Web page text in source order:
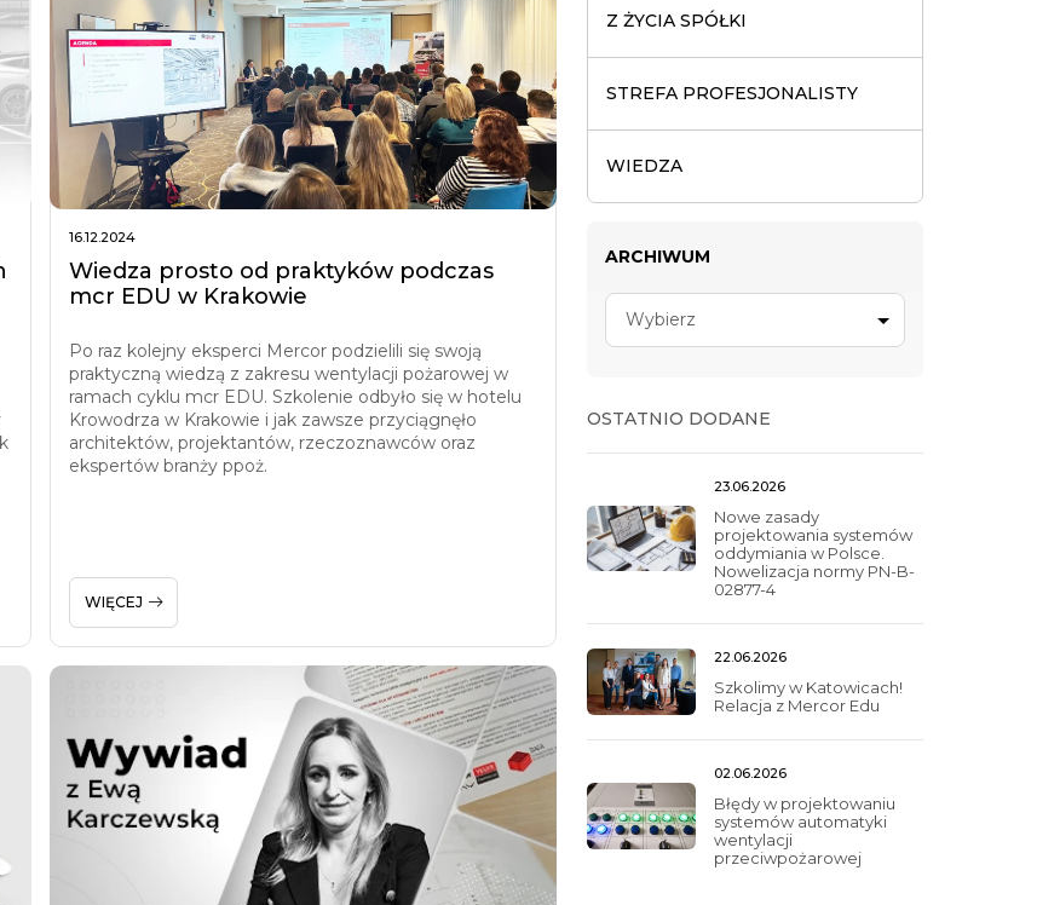
16.12.2024
Wiedza prosto od praktyków podczas
mcr EDU w Krakowie
Po raz kolejny eksperci Mercor podzielili się swoją
praktyczną wiedzą z zakresu wentylacji pożarowej w
ramach cyklu mcr EDU. Szkolenie odbyło się w hotelu
Krowodrza w Krakowie i jak zawsze przyciągnęło
architektów, projektantów, rzeczoznawców oraz
ekspertów branży ppoż.
WIĘCEJ
Z ŻYCIA SPÓŁKI
STREFA PROFESJONALISTY
WIEDZA
ARCHIWUM
Wybierz
OSTATNIO DODANE
23.06.2026
Nowe zasady
projektowania systemów
oddymiania w Polsce.
Nowelizacja normy PN-B-
02877-4
22.06.2026
Szkolimy w Katowicach!
Relacja z Mercor Edu
02.06.2026
Błędy w projektowaniu
systemów automatyki
wentylacji
przeciwpożarowej